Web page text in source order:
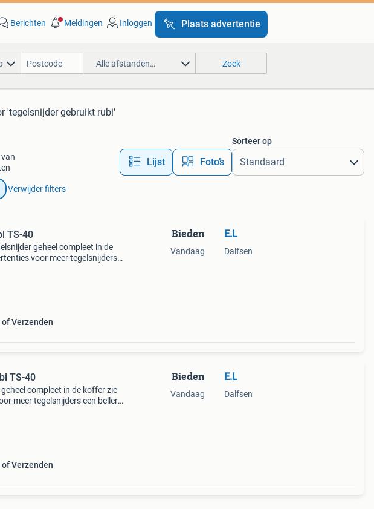
Berichten Meldingen Inloggen Plaats advertentie
Alle afstanden… Zoek
'tegelsnijder gebruikt rubi'
Lijst Foto’s
Sorteer op
Verwijder filters
TS-40
geheel compleet in de
voor meer tegelsnijders
Verzenden
Bieden
Vandaag
E.L
Dalfsen
TS-40
compleet in de koffer zie
meer tegelsnijders een beller
Verzenden
Bieden
Vandaag
E.L
Dalfsen